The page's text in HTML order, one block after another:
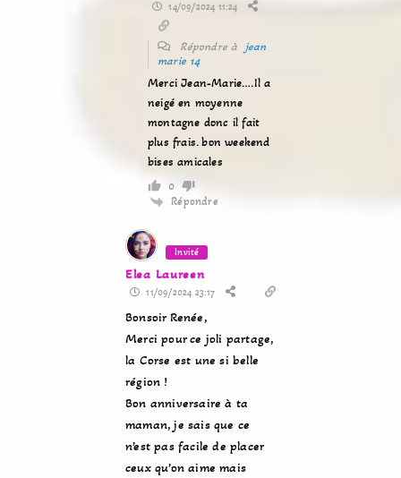
14/09/2024 11:24
Répondre à jean
marie 14
Merci Jean-Marie….Il a
neigé en moyenne
montagne donc il fait
plus frais. bon weekend
bises amicales
0
Répondre
Invité
Elea Laureen
11/09/2024 23:17
Bonsoir Renée,
Merci pour ce joli partage,
la Corse est une si belle
région !
Bon anniversaire à ta
maman, je sais que ce
n’est pas facile de placer
ceux qu’on aime mais